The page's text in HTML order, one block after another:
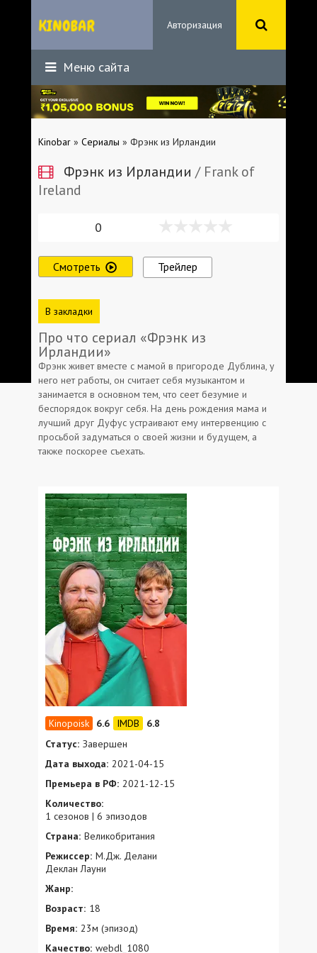
Авторизация
Меню сайта
Kinobar » Сериалы » Фрэнк из Ирландии
Фрэнк из Ирландии / Frank of
Ireland
0
Смотреть Трейлер
В закладки
Про что сериал «Фрэнк из
Ирландии»
Фрэнк живет вместе с мамой в пригороде Дублина, у
него нет работы, он считает себя музыкантом и
занимается в основном тем, что сеет безумие и
беспорядок вокруг себя. На день рождения мама и
лучший друг Дуфус устраивают ему интервенцию с
просьбой задуматься о своей жизни и будущем, а
также поскорее съехать.
6.6
6.8
Статус: Завершен
Дата выхода: 2021-04-15
Премьера в РФ: 2021-12-15
Количество:
1 сезонов | 6 эпизодов
Страна: Великобритания
Режиссер: М.Дж. Делани
Деклан Лауни
Жанр:
Возраст: 18
Время: 23м (эпизод)
Качество: webdl_1080